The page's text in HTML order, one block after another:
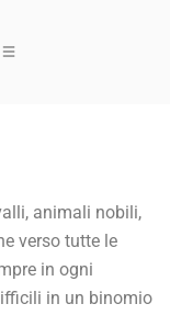
animali nobili,
verso tutte le
in ogni
in un binomio